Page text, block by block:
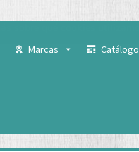
Marcas Catálogo